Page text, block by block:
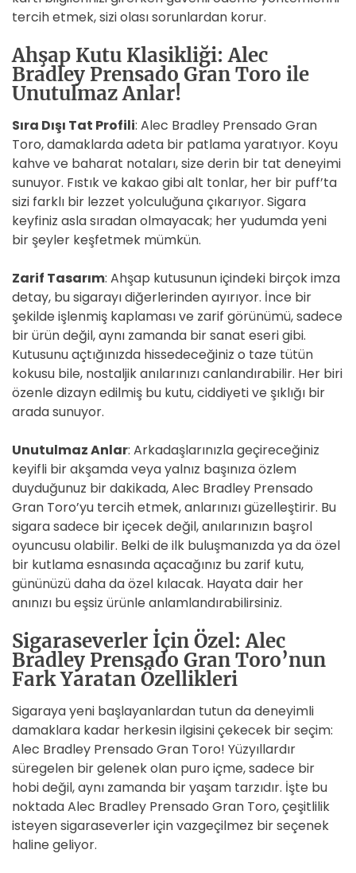
tercih etmek, sizi olası sorunlardan korur.
Ahşap Kutu Klasikliği: Alec
Bradley Prensado Gran Toro ile
Unutulmaz Anlar!
Sıra Dışı Tat Profili: Alec Bradley Prensado Gran
Toro, damaklarda adeta bir patlama yaratıyor. Koyu
kahve ve baharat notaları, size derin bir tat deneyimi
sunuyor. Fıstık ve kakao gibi alt tonlar, her bir puff’ta
sizi farklı bir lezzet yolculuğuna çıkarıyor. Sigara
keyfiniz asla sıradan olmayacak; her yudumda yeni
bir şeyler keşfetmek mümkün.
Zarif Tasarım: Ahşap kutusunun içindeki birçok imza
detay, bu sigarayı diğerlerinden ayırıyor. İnce bir
şekilde işlenmiş kaplaması ve zarif görünümü, sadece
bir ürün değil, aynı zamanda bir sanat eseri gibi.
Kutusunu açtığınızda hissedeceğiniz o taze tütün
kokusu bile, nostaljik anılarınızı canlandırabilir. Her biri
özenle dizayn edilmiş bu kutu, ciddiyeti ve şıklığı bir
arada sunuyor.
Unutulmaz Anlar: Arkadaşlarınızla geçireceğiniz
keyifli bir akşamda veya yalnız başınıza özlem
duyduğunuz bir dakikada, Alec Bradley Prensado
Gran Toro’yu tercih etmek, anlarınızı güzelleştirir. Bu
sigara sadece bir içecek değil, anılarınızın başrol
oyuncusu olabilir. Belki de ilk buluşmanızda ya da özel
bir kutlama esnasında açacağınız bu zarif kutu,
gününüzü daha da özel kılacak. Hayata dair her
anınızı bu eşsiz ürünle anlamlandırabilirsiniz.
Sigaraseverler İçin Özel: Alec
Bradley Prensado Gran Toro’nun
Fark Yaratan Özellikleri
Sigaraya yeni başlayanlardan tutun da deneyimli
damaklara kadar herkesin ilgisini çekecek bir seçim:
Alec Bradley Prensado Gran Toro! Yüzyıllardır
süregelen bir gelenek olan puro içme, sadece bir
hobi değil, aynı zamanda bir yaşam tarzıdır. İşte bu
noktada Alec Bradley Prensado Gran Toro, çeşitlilik
isteyen sigaraseverler için vazgeçilmez bir seçenek
haline geliyor.